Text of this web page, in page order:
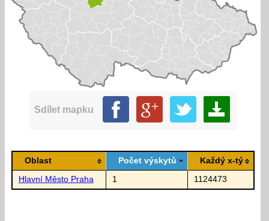
Sdílet mapku
Oblast Počet výskytů Každý x-tý
Hlavní Město Praha 1 1124473